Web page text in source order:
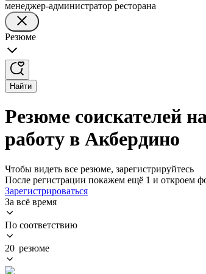
менеджер-администратор ресторана
Резюме
Найти
Резюме соискателей
работу в Акбердино
Чтобы видеть все резюме, зарегистрируйтесь
После регистрации покажем ещё 1 и откроем
Зарегистрироваться
За всё время
По соответствию
20 резюме